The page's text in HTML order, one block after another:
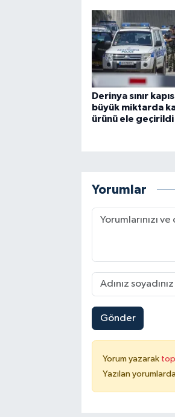
Derinya sınır
büyük miktarda
ürünü ele geçirildi
Yorumlar
Gönder
Yorum yazarak
Yazılan